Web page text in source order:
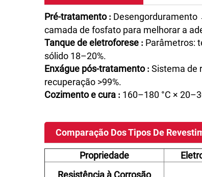
Pré-tratamento:
camada de fosfato para melhorar a
Tanque de eletroforese : Parâmetros:
sólido 18–20%.
Enxágue pós-tratamento: Sistema de
recuperação >99%.
Cozimento e cura : 160–180 °C ×
Comparação Dos Tipos De
Propriedade
Resistência à Corrosão